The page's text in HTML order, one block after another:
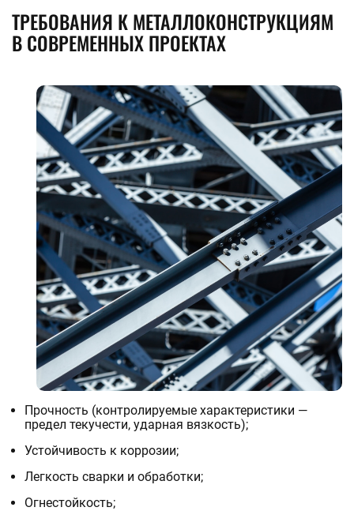
ТРЕБОВАНИЯ К МЕТАЛЛОКОНСТРУКЦИЯМ
В СОВРЕМЕННЫХ ПРОЕКТАХ
Прочность (контролируемые характеристики —
предел текучести, ударная вязкость);
Устойчивость к коррозии;
Легкость сварки и обработки;
Огнестойкость;